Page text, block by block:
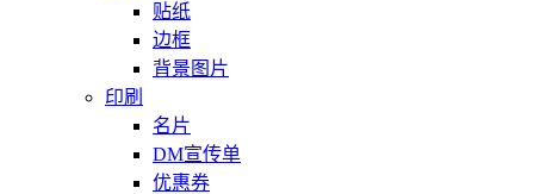
贴纸
边框
背景图片
印刷
名片
DM宣传单
优惠券